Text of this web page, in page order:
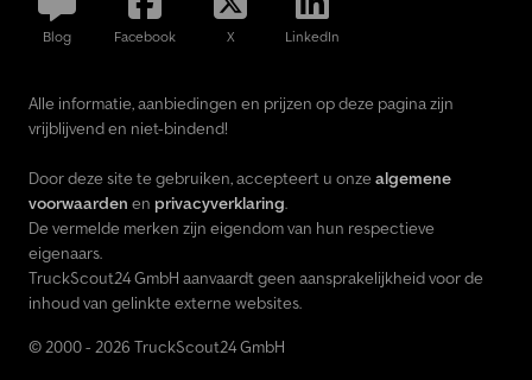
Blog Facebook X LinkedIn
Alle informatie, aanbiedingen en prijzen op deze pagina zijn
vrijblijvend en niet-bindend!
Door deze site te gebruiken, accepteert u onze algemene
voorwaarden en privacyverklaring.
De vermelde merken zijn eigendom van hun respectieve
eigenaars.
TruckScout24 GmbH aanvaardt geen aansprakelijkheid voor de
inhoud van gelinkte externe websites.
© 2000 - 2026 TruckScout24 GmbH